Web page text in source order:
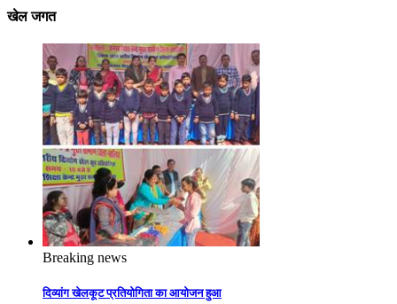
खेल जगत
Breaking news
दिव्यांग खेलकूट प्रतियोगिता का आयोजन हुआ